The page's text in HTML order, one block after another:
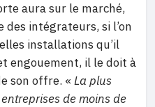
aura sur le marché,
intégrateurs, si l’on
installations qu’il
engouement, il le doit à
son offre. « La plus
de moins de